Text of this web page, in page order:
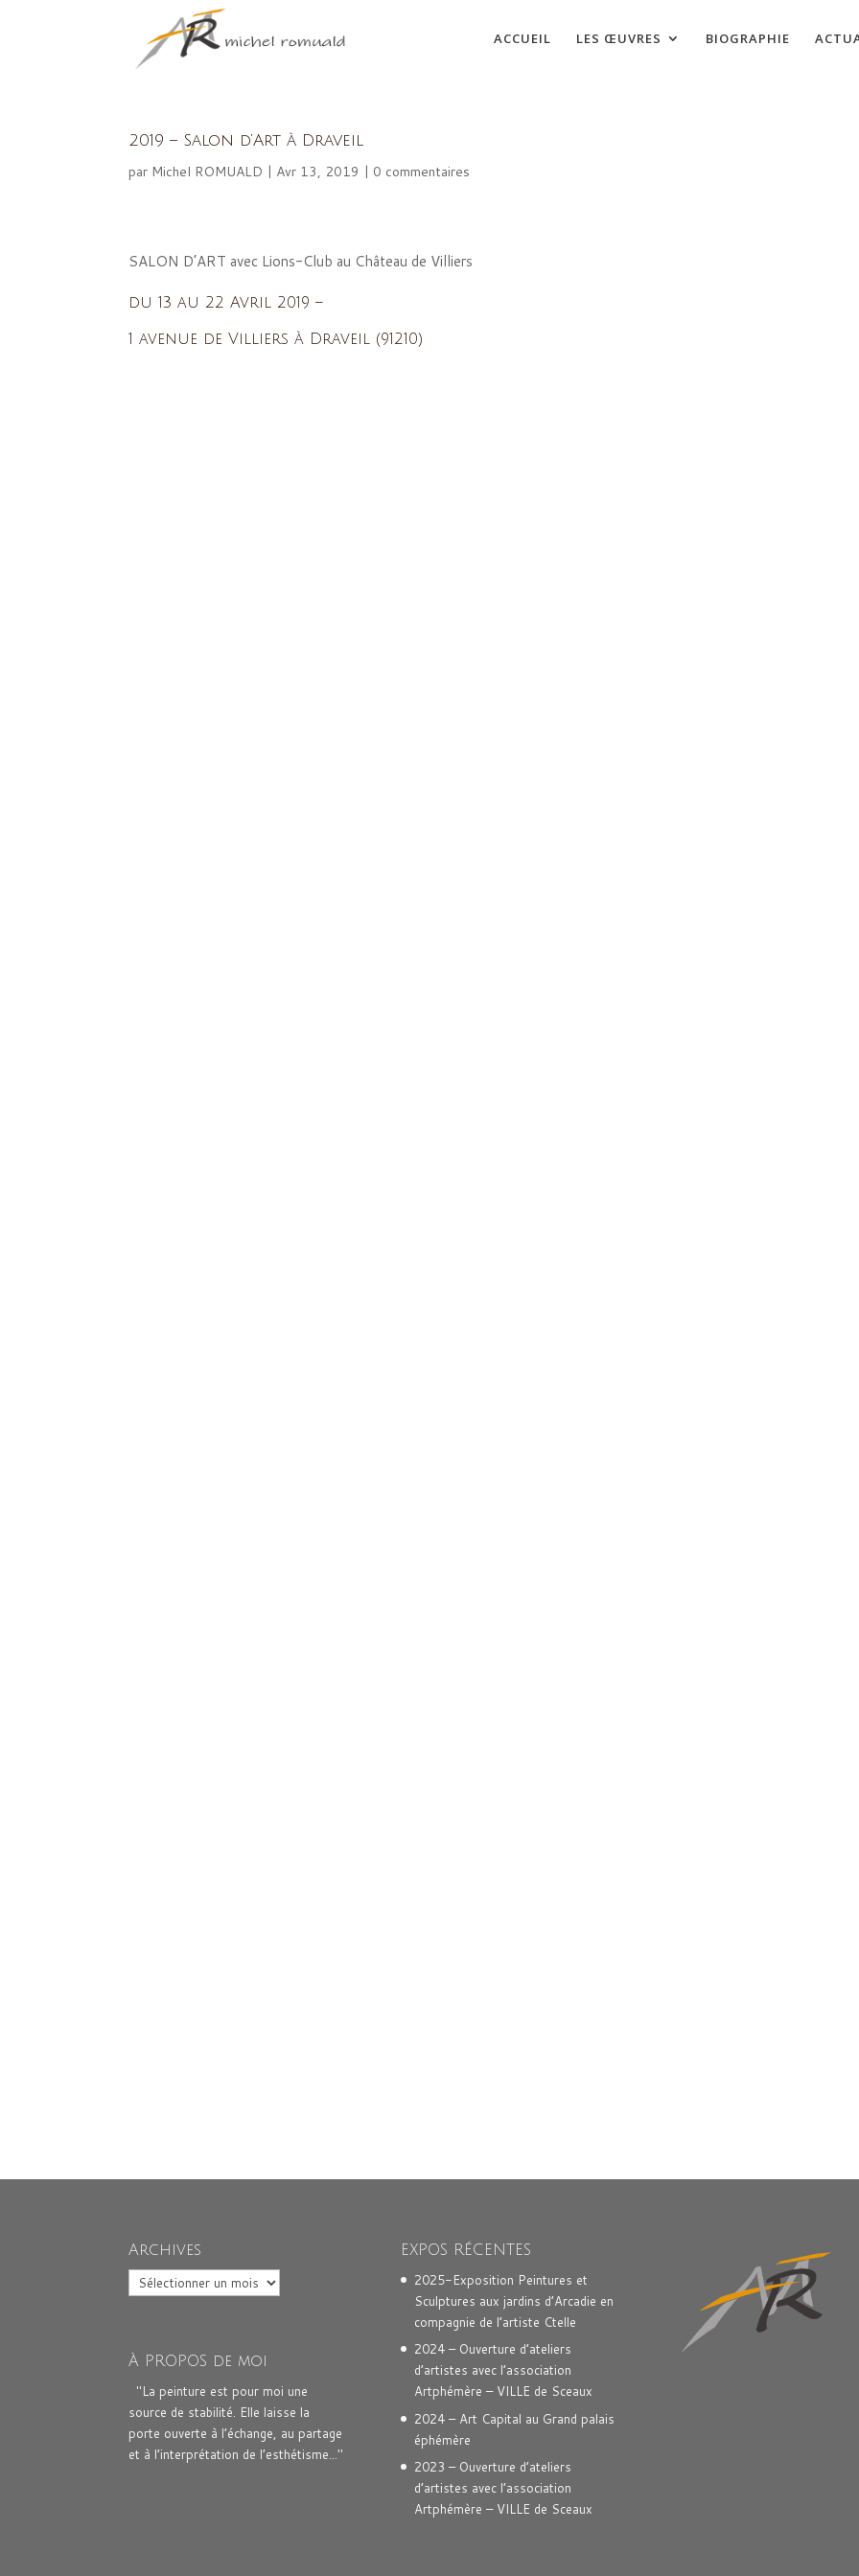
ACCUEIL LES ŒUVRES BIOGRAPHIE
2019 – Salon d’Art à Draveil
par Michel ROMUALD | Avr 13, 2019 | 0 commentaires
SALON D’ART avec Lions-Club au Château de Villiers
du 13 au 22 Avril 2019 –
1 avenue de Villiers à Draveil (91210)
Archives
Archives
À PROPOS de moi
"La peinture est pour moi une
source de stabilité. Elle laisse la
porte ouverte à l’échange, au partage
et à l’interprétation de l’esthétisme..."
EXPOS RÉCENTES
2025-Exposition Peintures et
Sculptures aux jardins d’Arcadie en
compagnie de l’artiste Ctelle
2024 – Ouverture d’ateliers
d’artistes avec l’association
Artphémère – VILLE de Sceaux
2024 – Art Capital au Grand palais
éphémère
2023 – Ouverture d’ateliers
d’artistes avec l’association
Artphémère – VILLE de Sceaux